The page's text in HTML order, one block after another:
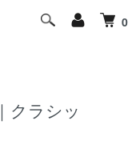
0
クラシッ